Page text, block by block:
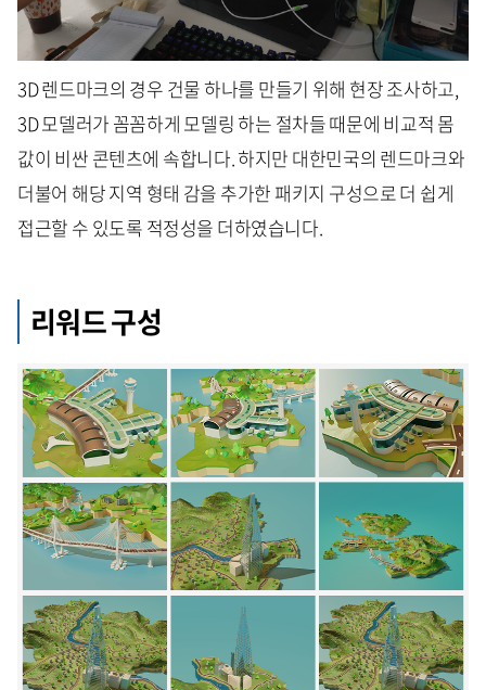
3D 렌드마크의 경우 건물 하나를 만들기 위해 현장 조사하고,
3D 모델러가 꼼꼼하게 모델링 하는 절차들 때문에 비교적 몸
값이 비싼 콘텐츠에 속합니다. 하지만 대한민국의 렌드마크와
더불어 해당 지역 형태 감을 추가한 패키지 구성으로 더 쉽게
접근할 수 있도록 적정성을 더하였습니다.
리워드 구성